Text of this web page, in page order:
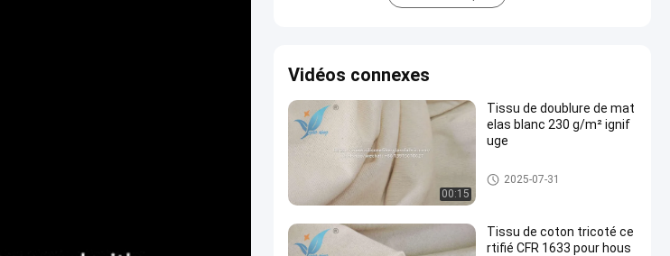
Vidéos connexes
00:15
Tissu de doublure de mat
elas blanc 230 g/m² ignif
uge
Tissu de revêtement ignifuge
2025-07-31
Tissu de coton tricoté ce
rtifié CFR 1633 pour hous